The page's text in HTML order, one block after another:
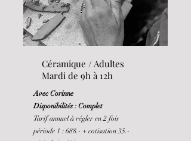
Céramique / Adultes
Mardi de 9h à 12h
Avec Corinne
Disponibilités : Complet
Tarif annuel à régler en 2 fois
période 1 : 688.- + cotisation 35.-